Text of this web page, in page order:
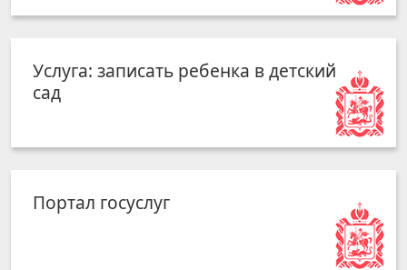
Услуга: записать ребенка в детский
сад
Портал госуслуг